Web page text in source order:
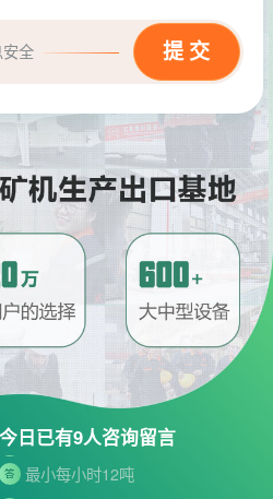
全
今日已有9人咨询留言
问 请问厂家地址在哪？
河南省郑州市高新技术开发区梧
桐街与红松路交叉口中国高端矿
机生产出口基地园区
问 制砂机最小的产量是多少？
答
问